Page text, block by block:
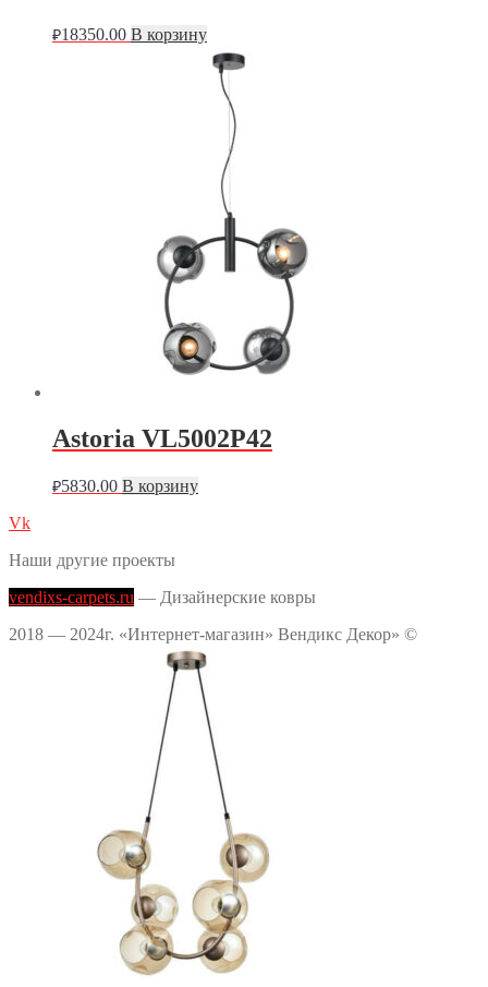
₽18350.00 В корзину
Astoria VL5002P42
₽5830.00 В корзину
Vk
Наши другие проекты
vendixs-carpets.ru — Дизайнерские ковры
2018 — 2024г. «Интернет-магазин» Вендикс Декор» ©